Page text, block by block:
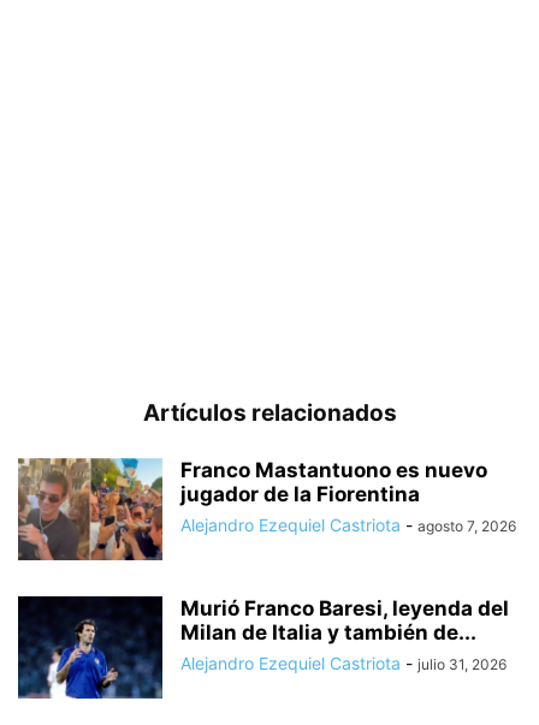
Artículos relacionados
Franco Mastantuono es nuevo
jugador de la Fiorentina
Alejandro Ezequiel Castriota - agosto 7, 2026
Murió Franco Baresi, leyenda del
Milan de Italia y también de...
Alejandro Ezequiel Castriota - julio 31, 2026